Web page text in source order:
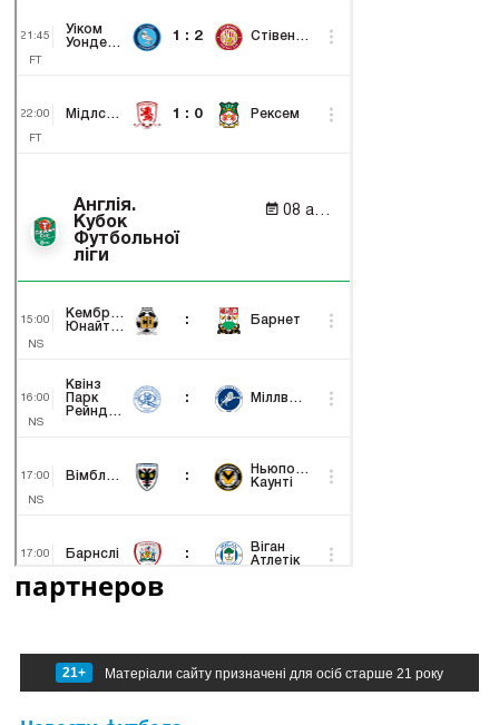
партнеров
21+ Матеріали сайту призначені для осіб старше 21 року